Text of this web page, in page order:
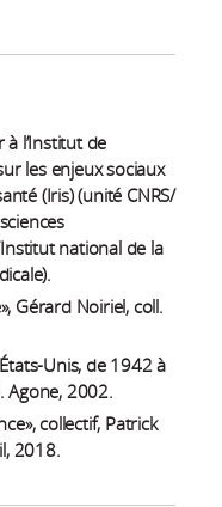
l’Institut de
les enjeux sociaux
(Iris) (unité CNRS/
national de la
Gérard Noiriel, coll.
Unis, de 1942 à
Agone, 2002.
collectif, Patrick
2018.